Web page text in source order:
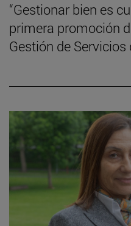
“Gestionar bien es
primera promoción
Gestión de